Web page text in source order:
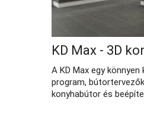
KD Max - 3D
A KD Max egy
program,
konyhabútor és